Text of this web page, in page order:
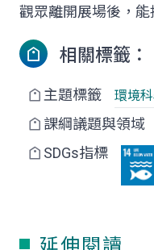
觀眾離開展場後，能
相關標籤：
主題標籤 環境
課綱議題與領域
SDGs指標